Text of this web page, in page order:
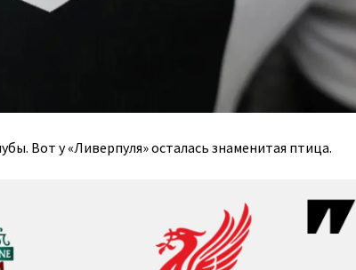
Вот у «Ливерпуля» осталась знаменитая птица.